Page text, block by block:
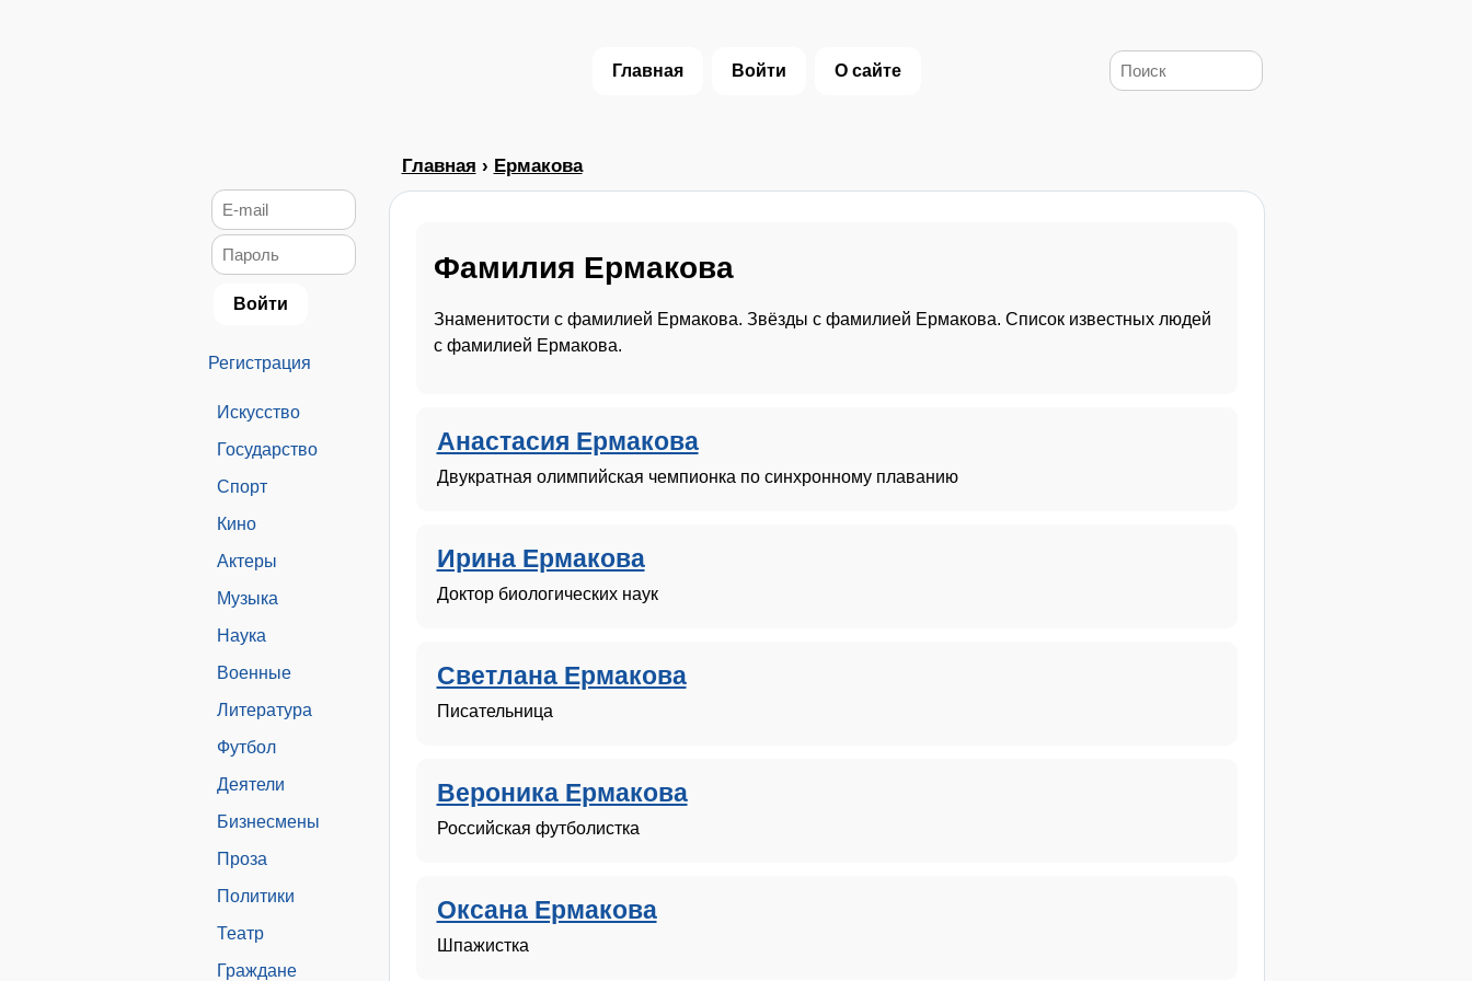
Главная Войти О сайте
Регистрация
Искусство
Государство
Спорт
Кино
Актеры
Музыка
Наука
Военные
Литература
Футбол
Деятели
Бизнесмены
Проза
Политики
Театр
Граждане
Главная › Ермакова
Фамилия Ермакова
Знаменитости с фамилией Ермакова. Звёзды с фамилией Ермакова. Список известных людей
с фамилией Ермакова.
Анастасия Ермакова
Двукратная олимпийская чемпионка по синхронному плаванию
Ирина Ермакова
Доктор биологических наук
Светлана Ермакова
Писательница
Вероника Ермакова
Российская футболистка
Оксана Ермакова
Шпажистка